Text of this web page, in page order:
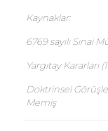
Kaynaklar:
6769 sayılı Sınai
Yargıtay Kararları
Doktrinsel
Memiş